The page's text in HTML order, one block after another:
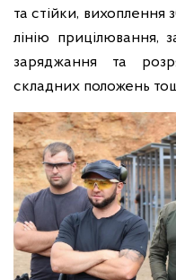
та стійки, вихоплення
лінію прицілювання,
заряджання та
складних положень